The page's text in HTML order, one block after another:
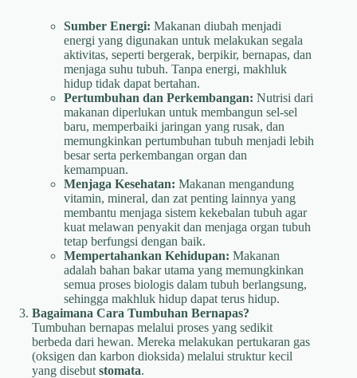
Sumber Energi: Makanan diubah menjadi
energi yang digunakan untuk melakukan segala
aktivitas, seperti bergerak, berpikir, bernapas, dan
menjaga suhu tubuh. Tanpa energi, makhluk
hidup tidak dapat bertahan.
Pertumbuhan dan Perkembangan: Nutrisi dari
makanan diperlukan untuk membangun sel-sel
baru, memperbaiki jaringan yang rusak, dan
memungkinkan pertumbuhan tubuh menjadi lebih
besar serta perkembangan organ dan
kemampuan.
Menjaga Kesehatan: Makanan mengandung
vitamin, mineral, dan zat penting lainnya yang
membantu menjaga sistem kekebalan tubuh agar
kuat melawan penyakit dan menjaga organ tubuh
tetap berfungsi dengan baik.
Mempertahankan Kehidupan: Makanan
adalah bahan bakar utama yang memungkinkan
semua proses biologis dalam tubuh berlangsung,
sehingga makhluk hidup dapat terus hidup.
Bagaimana Cara Tumbuhan Bernapas?
Tumbuhan bernapas melalui proses yang sedikit
berbeda dari hewan. Mereka melakukan pertukaran gas
(oksigen dan karbon dioksida) melalui struktur kecil
yang disebut stomata.